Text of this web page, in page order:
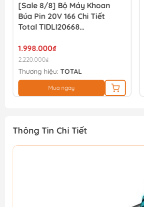
[Sale 8/8] Bộ Máy Khoan
Búa Pin 20V 166 Chi Tiết
Total TIDLI20668
1.998.000₫
2.220.000₫
Thương hiệu: TOTAL
Mua ngay
Thông Tin Chi Tiết